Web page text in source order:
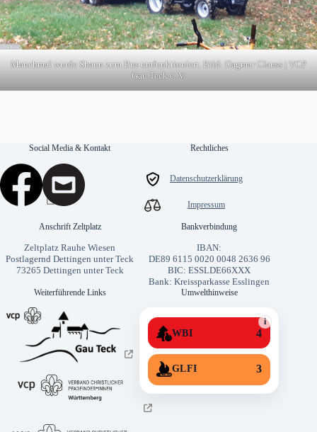
Manchmal wurde Shaun zum Bus umfunktioniert. Bild: Dagmar Clauss | VCP
Gau Teck e. V.
Social Media & Kontakt Rechtliches
Datenschutzerklärung
Impressum
Anschrift Zeltplatz
Zeltplatz Rauhe Wiesen
Postlagernd Dettingen unter Teck
73265 Dettingen unter Teck
Bankverbindung
IBAN:
DE89 6115 0020 0048 2636 96
BIC: ESSLDE66XXX
Bank: Kreissparkasse Esslingen
Weiterführende Links Umwelthinweise
i
WBI 4
GLFI 3